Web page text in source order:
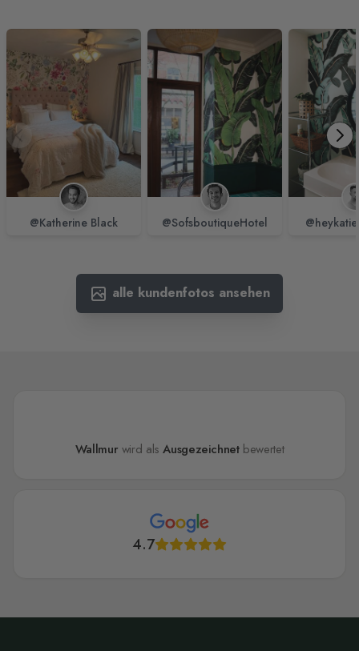
@Katherine Black @SofsboutiqueHotel
alle kundenfotos ansehen
Wallmur wird alsAusgezeichnetbewertet
4.7